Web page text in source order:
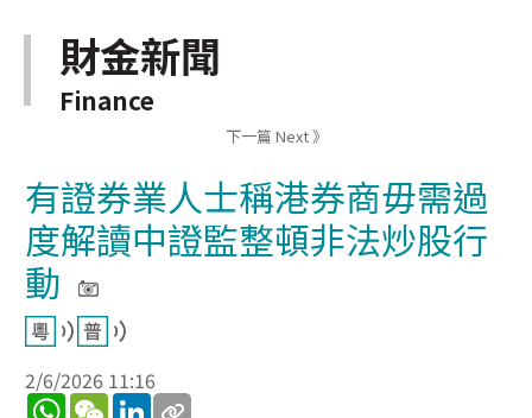
財金新聞
Finance
下一篇 Next 》
有證券業人士稱港券商毋需過
度解讀中證監整頓非法炒股行
動
2/6/2026 11:16
WhatsApp
WeChatLinkedIn